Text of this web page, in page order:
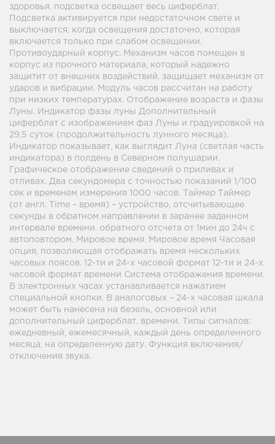
здоровья. подсветка освещает весь циферблат.
Подсветка активируется при недостаточном свете и
выключается, когда освещения достаточно, которая
включается только при слабом освещении.
Противоударный корпус. Механизм часов помещен в
корпус из прочного материала, который надежно
защитит от внешних воздействий. защищает механизм от
ударов и вибрации. Модуль часов рассчитан на работу
при низких температурах. Отображение возраста и фазы
Луны. Индикатор фазы луны Дополнительный
циферблат с изображением фаз Луны и градуировкой на
29,5 суток (продолжительность лунного месяца).
Индикатор показывает, как выглядит Луна (светлая часть
индикатора) в полдень в Северном полушарии.
Графическое отображение сведений о приливах и
отливах. Два секундомера с точностью показаний 1/100
сек и временем измерения 1000 часов. Таймер Таймер
(от англ. Time – время) – устройство, отсчитывающее
секунды в обратном направлении в заранее заданном
интервале времени. обратного отсчета от 1мин до 24ч с
автоповтором. Мировое время. Мировое время Часовая
опция, позволяющая отображать время нескольких
часовых поясов. 12-ти и 24-х часовой формат 12-ти и 24-х
часовой формат времени Система отображения времени.
В электронных часах устанавливается нажатием
специальной кнопки. В аналоговых – 24-х часовая шкала
может быть нанесена на безель, основной или
дополнительный циферблат. времени. Типы сигналов:
ежедневный, ежемесячный, каждый день определенного
месяца, на определенную дату. Функция включения/
отключения звука.